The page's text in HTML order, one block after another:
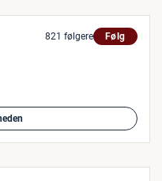
821 følgere Følg